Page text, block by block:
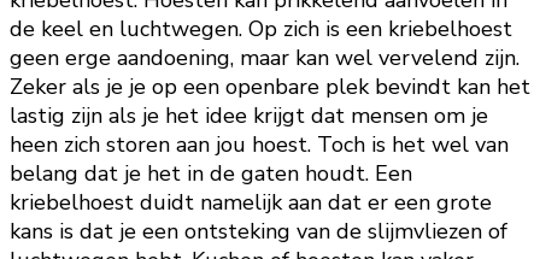
de keel en luchtwegen. Op zich is een kriebelhoest
geen erge aandoening, maar kan wel vervelend zijn.
Zeker als je je op een openbare plek bevindt kan het
lastig zijn als je het idee krijgt dat mensen om je
heen zich storen aan jou hoest. Toch is het wel van
belang dat je het in de gaten houdt. Een
kriebelhoest duidt namelijk aan dat er een grote
kans is dat je een ontsteking van de slijmvliezen of